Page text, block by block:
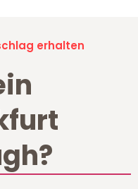
erhalten